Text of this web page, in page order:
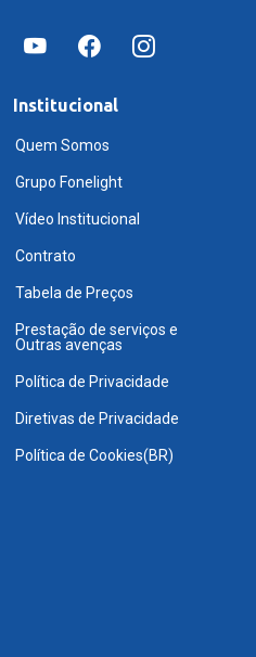
Institucional
Quem Somos
Grupo Fonelight
Vídeo Institucional
Contrato
Tabela de Preços
Prestação de serviços e
Outras avenças
Política de Privacidade
Diretivas de Privacidade
Política de Cookies(BR)